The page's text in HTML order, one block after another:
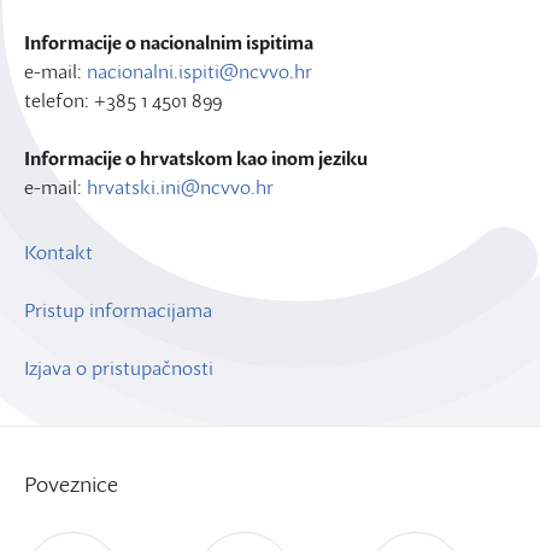
Informacije o nacionalnim ispitima
e-mail: nacionalni.ispiti@ncvvo.hr
telefon: +385 1 4501 899
Informacije o hrvatskom kao inom jeziku
e-mail: hrvatski.ini@ncvvo.hr
Kontakt
Pristup informacijama
Izjava o pristupačnosti
Poveznice